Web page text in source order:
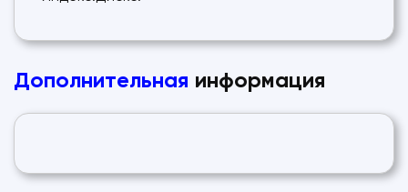
Дополнительная информация